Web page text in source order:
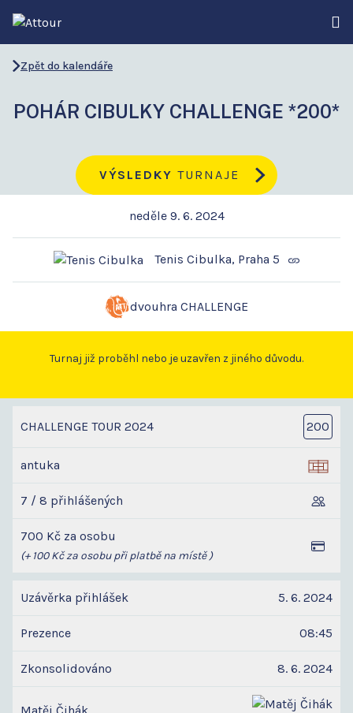
Zpět do kalendáře
POHÁR CIBULKY CHALLENGE *200*
VÝSLEDKY TURNAJE
neděle 9. 6. 2024
Tenis Cibulka, Praha 5
dvouhra CHALLENGE
Turnaj již proběhl nebo je uzavřen z jiného důvodu.
CHALLENGE TOUR 2024 200
antuka
7 / 8 přihlášených
700 Kč za osobu
(+ 100 Kč za osobu při platbě na místě )
Uzávěrka přihlášek 5. 6. 2024
Prezence 08:45
Zkonsolidováno 8. 6. 2024